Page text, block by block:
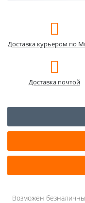
Доставка курьером по
Доставка почтой
Возможен